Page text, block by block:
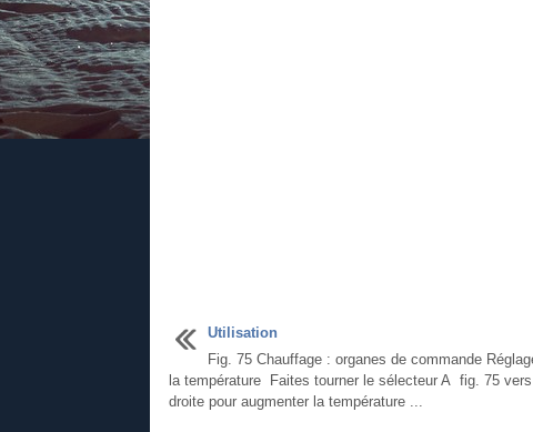
Utilisation
Fig. 75 Chauffage : organes de commande
la température Faites tourner le sélecteur A fig. 75
droite pour augmenter la température ...